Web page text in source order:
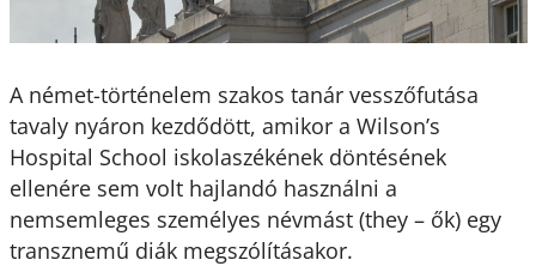
A német-történelem szakos tanár vesszőfutása
tavaly nyáron kezdődött, amikor a Wilson’s
Hospital School iskolaszékének döntésének
ellenére sem volt hajlandó használni a
nemsemleges személyes névmást (they – ők) egy
transznemű diák megszólításakor.